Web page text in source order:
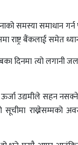
समस्या समाधान
राष्ट्र बैंकलाई समेत
दिनमा त्यो लगानी
ऊर्जा उद्यमीले सहन
राख्नेसम्मको